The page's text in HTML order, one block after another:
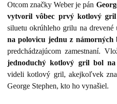
Otcom značky Weber je pán
vytvoril vôbec prvý kotlový
siluetu okrúhleho grilu na
na polovicu jednu z námorných
predchádzajúcom zamestnaní.
jednoduchý kotlový gril bol na
videli kotlový gril, akejkoľvek
George Stephen, kto ho vynašiel.